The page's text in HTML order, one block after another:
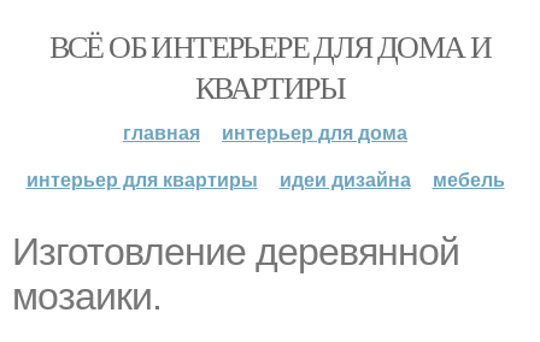
ВСЁ ОБ ИНТЕРЬЕРЕ ДЛЯ ДОМА И
КВАРТИРЫ
главная
интерьер для дома
интерьер для квартиры
идеи дизайна мебель
Изготовление деревянной
мозаики.